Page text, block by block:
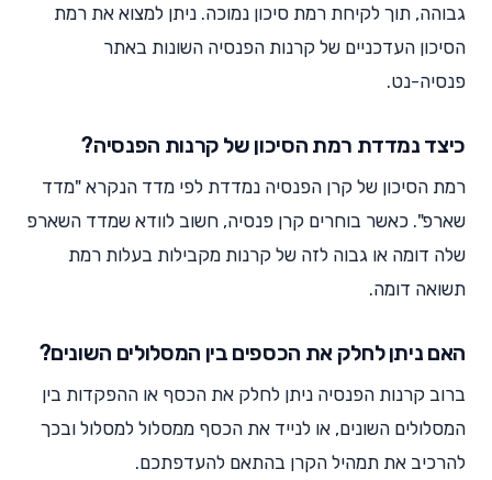
גבוהה, תוך לקיחת רמת סיכון נמוכה. ניתן למצוא את רמת
הסיכון העדכניים של קרנות הפנסיה השונות באתר
פנסיה-נט.
כיצד נמדדת רמת הסיכון של קרנות הפנסיה?
רמת הסיכון של קרן הפנסיה נמדדת לפי מדד הנקרא "מדד
שארפ". כאשר בוחרים קרן פנסיה, חשוב לוודא שמדד השארפ
שלה דומה או גבוה לזה של קרנות מקבילות בעלות רמת
תשואה דומה.
האם ניתן לחלק את הכספים בין המסלולים השונים?
ברוב קרנות הפנסיה ניתן לחלק את הכסף או ההפקדות בין
המסלולים השונים, או לנייד את הכסף ממסלול למסלול ובכך
להרכיב את תמהיל הקרן בהתאם להעדפתכם.